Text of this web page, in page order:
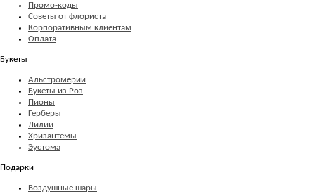
Промо-коды
Советы от флориста
Корпоративным клиентам
Оплата
Букеты
Альстромерии
Букеты из Роз
Пионы
Герберы
Лилии
Хризантемы
Эустома
Подарки
Воздушные шары